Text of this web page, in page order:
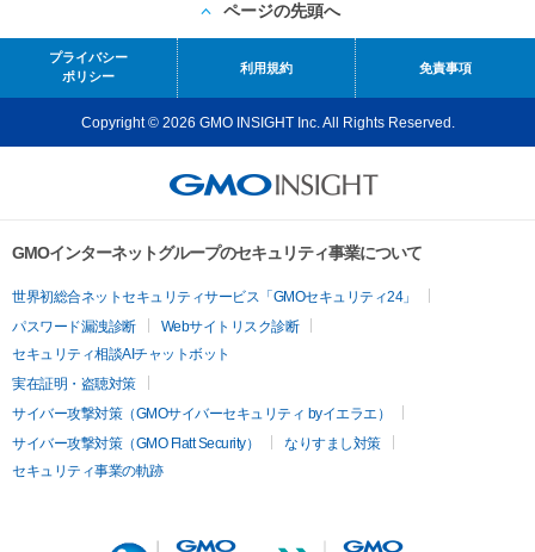
ページの先頭へ
プライバシー
ポリシー
利用規約 免責事項
Copyright © 2026 GMO INSIGHT Inc. All Rights Reserved.
GMOインターネットグループのセキュリティ事業について
世界初総合ネットセキュリティサービス「GMOセキュリティ24」
パスワード漏洩診断
Webサイトリスク診断
セキュリティ相談AIチャットボット
実在証明・盗聴対策
サイバー攻撃対策（GMOサイバーセキュリティ byイエラエ）
サイバー攻撃対策（GMO Flatt Security）
なりすまし対策
セキュリティ事業の軌跡